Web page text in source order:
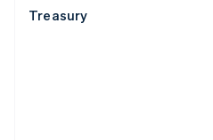
Treasury